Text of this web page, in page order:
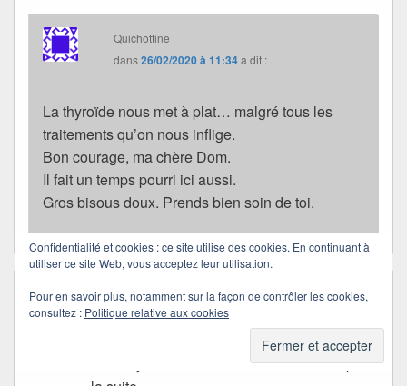
Quichottine
dans26/02/2020 à 11:34a dit :
La thyroïde nous met à plat… malgré tous les
traitements qu’on nous inflige.
Bon courage, ma chère Dom.
Il fait un temps pourri ici aussi.
Gros bisous doux. Prends bien soin de toi.
Féelauredans26/02/2020 à 07:08a dit :
L’inspecteur n’est pas aidé ! c’est une belle
idée de faire parler tous ces beaux tableaux.
Douce journée Quichottine et à demain pour
Confidentialité et cookies : ce site utilise des cookies. En continuant à
utiliser ce site Web, vous acceptez leur utilisation.
Pour en savoir plus, notamment sur la façon de contrôler les cookies,
consultez : Politique relative aux cookies